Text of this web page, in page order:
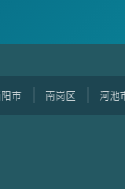
南岗区 河池市